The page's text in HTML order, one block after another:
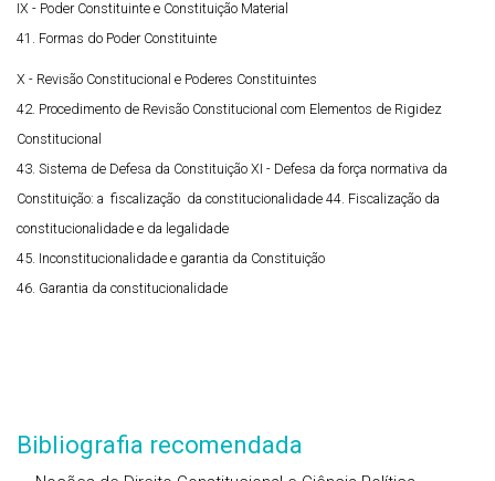
IX - Poder Constituinte e Constituição Material
41. Formas do Poder Constituinte
X - Revisão Constitucional e Poderes Constituintes
42. Procedimento de Revisão Constitucional com Elementos de Rigidez
Constitucional
43. Sistema de Defesa da Constituição XI - Defesa da força normativa da
Constituição: a fiscalização da constitucionalidade 44. Fiscalização da
constitucionalidade e da legalidade
45. Inconstitucionalidade e garantia da Constituição
46. Garantia da constitucionalidade
Bibliografia recomendada